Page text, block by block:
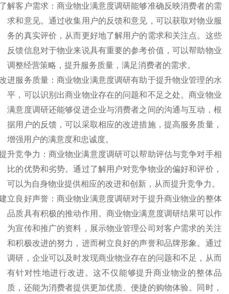
解客户需求：商业物业满意度调研能够准确反映消费者的需
求和意见。通过收集用户的反馈和意见，可以获取对物业服
务的真实评价，从而更好地了解用户的需求和关注点。这些
反馈信息对于物业来说具有重要的参考价值，可以帮助物业
调整经营策略，提升服务质量，满足消费者的需求。
进服务质量：商业物业满意度调研有助于提升物业管理的水
平，可以识别出商业物业存在的问题和不足之处。商业物业
满意度调研还能够促进企业与消费者之间的沟通与互动 ， 根
据用户的反馈，可以采取相应的改进措施，提高服务质量，
增强用户的满意度和忠诚度。
升竞争力：商业物业满意度调研可以帮助评估与竞争对手相
比的优势和劣势。通过了解用户对竞争物业的偏好和评价，
可以为自身物业提供相应的改进和创新，从而提升竞争力。
立良好声誉：商业物业满意度调研对于提升商业物业的整体
品质具有积极的推动作用。商业物业满意度调研结果可以作
为宣传和推广的资料，展示物业管理公司对客户需求的关注
和积极改进的努力，进而树立良好的声誉和品牌形象。通过
调研，企业可以及时发现商业物业存在的问题和不足，从而
有针对性地进行改进。这不仅能够提升商业物业的整体品
质，还能为消费者提供更加优质、便捷的购物体验。同时，